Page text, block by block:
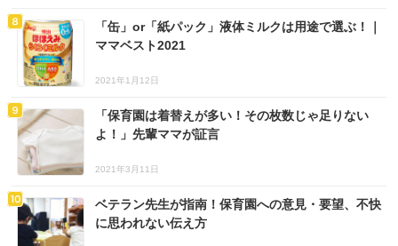
「缶」or「紙パック」液体ミルクは用途で選ぶ！｜
ママベスト2021
2021年1月12日
「保育園は着替えが多い！その枚数じゃ足りない
よ！」先輩ママが証言
2021年3月11日
ベテラン先生が指南！保育園への意見・要望、不快
に思われない伝え方